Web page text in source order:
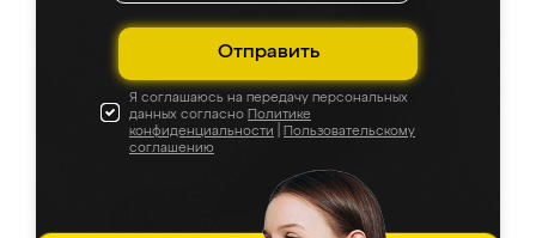
Отправить
Я соглашаюсь на передачу персональных
данных согласно Политике
конфиденциальности
Пользовательскому
соглашению